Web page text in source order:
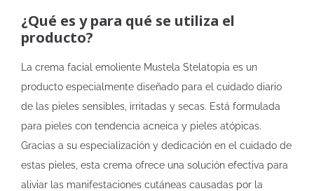
¿Qué es y para qué se utiliza el
producto?
La crema facial emoliente Mustela Stelatopia es un
producto especialmente diseñado para el cuidado diario
de las pieles sensibles, irritadas y secas. Está formulada
para pieles con tendencia acneica y pieles atópicas.
Gracias a su especialización y dedicación en el cuidado de
estas pieles, esta crema ofrece una solución efectiva para
aliviar las manifestaciones cutáneas causadas por la